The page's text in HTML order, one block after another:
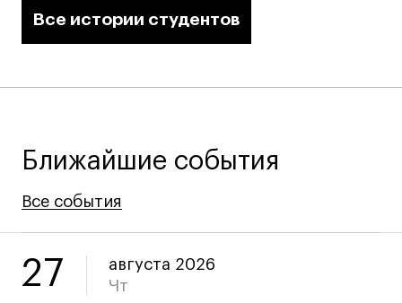
Все истории студентов
Ближайшие события
Все события
Все события
Все события
27
августа 2026
Чт